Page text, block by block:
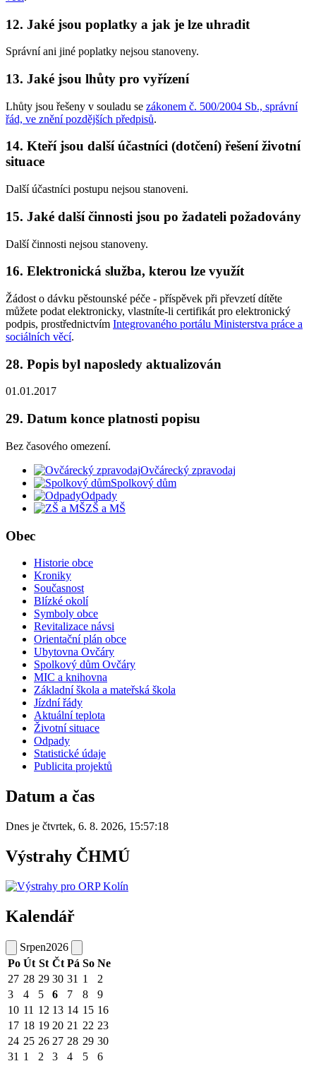
12. Jaké jsou poplatky a jak je lze uhradit
Správní ani jiné poplatky nejsou stanoveny.
13. Jaké jsou lhůty pro vyřízení
Lhůty jsou řešeny v souladu se zákonem č. 500/2004 Sb., správní
řád, ve znění pozdějších předpisů.
14. Kteří jsou další účastníci (dotčení) řešení životní
situace
Další účastníci postupu nejsou stanoveni.
15. Jaké další činnosti jsou po žadateli požadovány
Další činnosti nejsou stanoveny.
16. Elektronická služba, kterou lze využít
Žádost o dávku pěstounské péče - příspěvek při převzetí dítěte
můžete podat elektronicky, vlastníte-li certifikát pro elektronický
podpis, prostřednictvím Integrovaného portálu Ministerstva práce a
sociálních věcí.
28. Popis byl naposledy aktualizován
01.01.2017
29. Datum konce platnosti popisu
Bez časového omezení.
Ovčárecký zpravodaj
Spolkový dům
Odpady
ZŠ a MŠ
Obec
Historie obce
Kroniky
Současnost
Blízké okolí
Symboly obce
Revitalizace návsi
Orientační plán obce
Ubytovna Ovčáry
Spolkový dům Ovčáry
MIC a knihovna
Základní škola a mateřská škola
Jízdní řády
Aktuální teplota
Životní situace
Odpady
Statistické údaje
Publicita projektů
Datum a čas
Dnes je čtvrtek, 6. 8. 2026, 15:57:18
Výstrahy ČHMÚ
Kalendář
Srpen2026
Po Út St Čt Pá So Ne
27 28 29 30 31 1
2
3
4 5 6 7 8
9
10 11 12 13 14 15 16
17 18 19 20 21 22 23
24 25 26 27 28 29 30
31 1 2 3 4 5 6